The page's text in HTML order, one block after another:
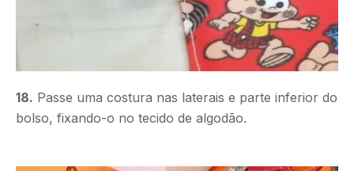
18. Passe uma costura nas laterais e parte inferior do
bolso, fixando-o no tecido de algodão.